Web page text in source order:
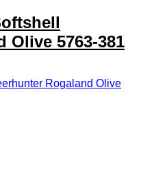
Olive 5763-381